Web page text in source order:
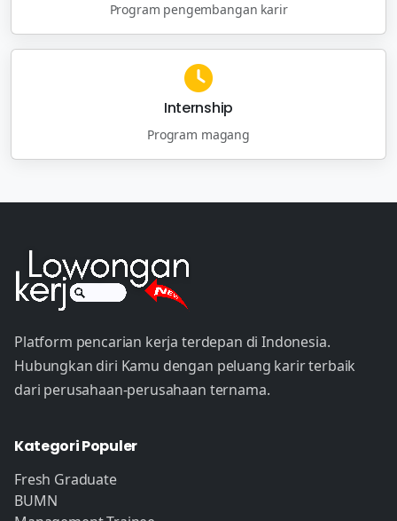
Program pengembangan karir
Internship
Program magang
Platform pencarian kerja terdepan di Indonesia.
Hubungkan diri Kamu dengan peluang karir terbaik
dari perusahaan-perusahaan ternama.
Kategori Populer
Fresh Graduate
BUMN